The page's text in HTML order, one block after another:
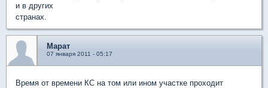
и в других
странах.
Марат
07 января 2011 - 05:17
Время от времени КС на том или ином участке проходит